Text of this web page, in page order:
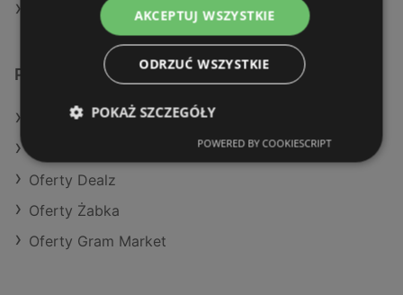
Aktualne gazetki Biedronka
Podobne sklepy detaliczne
Oferty POLOmarket
Oferty Dealz
Oferty Żabka
Oferty Gram Market
AKCEPTUJ WSZYSTKIE
ODRZUĆ WSZYSTKIE
POKAŻ SZCZEGÓŁY
POWERED BY COOKIESCRIPT